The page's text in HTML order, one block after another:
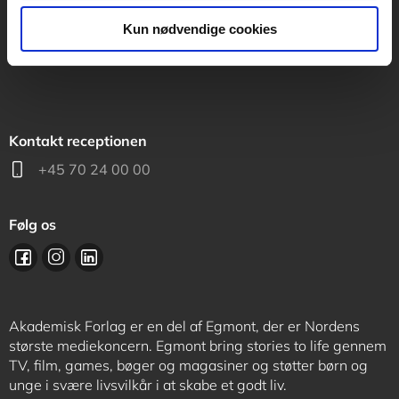
Kun nødvendige cookies
support@akademisk.dk
Kontakt receptionen
+45 70 24 00 00
Følg os
Akademisk Forlag er en del af Egmont, der er Nordens
største mediekoncern. Egmont bring stories to life gennem
TV, film, games, bøger og magasiner og støtter børn og
unge i svære livsvilkår i at skabe et godt liv.